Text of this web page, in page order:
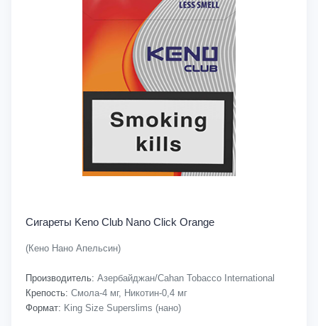
Сигареты Keno Club Nano Click Orange
(Кено Нано Апельсин)
Производитель: Азербайджан/Cahan Tobacco International
Крепость: Смола-4 мг, Никотин-0,4 мг
Формат: King Size Superslims (нано)